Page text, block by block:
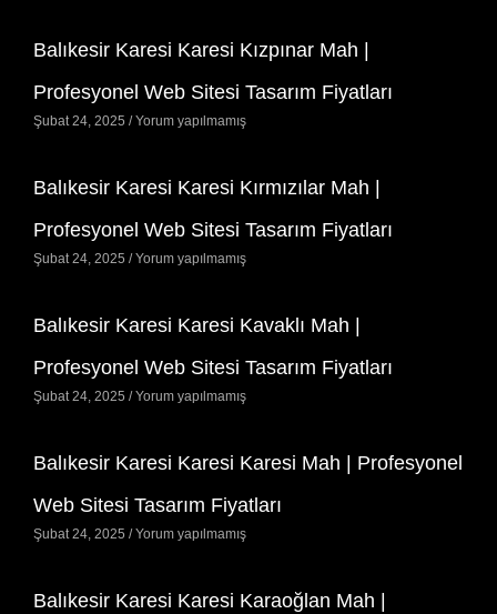
Balıkesir Karesi Karesi Kızpınar Mah |
Profesyonel Web Sitesi Tasarım Fiyatları
Şubat 24, 2025 Yorum yapılmamış
Balıkesir Karesi Karesi Kırmızılar Mah |
Profesyonel Web Sitesi Tasarım Fiyatları
Şubat 24, 2025 Yorum yapılmamış
Balıkesir Karesi Karesi Kavaklı Mah |
Profesyonel Web Sitesi Tasarım Fiyatları
Şubat 24, 2025 Yorum yapılmamış
Balıkesir Karesi Karesi Karesi Mah | Profesyonel
Web Sitesi Tasarım Fiyatları
Şubat 24, 2025 Yorum yapılmamış
Balıkesir Karesi Karesi Karaoğlan Mah |